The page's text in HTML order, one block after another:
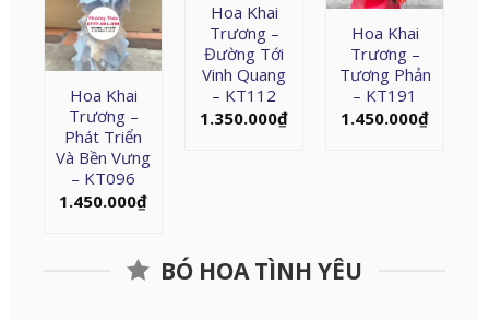
Hoa Khai
Trương –
Đường Tới
Vinh Quang
– KT112
1.350.000₫
Hoa Khai
Trương –
Tương Phản
– KT191
1.450.000₫
Hoa Khai
Trương –
Phát Triển
Và Bền Vưng
– KT096
1.450.000₫
BÓ HOA TÌNH YÊU